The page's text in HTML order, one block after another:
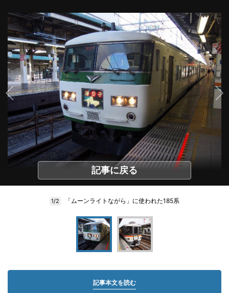
記事に戻る
1/2 「ムーンライトながら」に使われた185系
記事本文を読む